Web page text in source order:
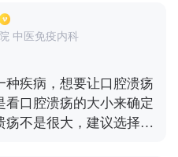
这种情况下如果使用抗
效果，只能根据检查结
抗生素药物来进行治
者衣原体感染所引起
果，需要使用阿奇霉素等
者是由于病毒感染所引起
些抗病毒药物来进行治
中医免疫内科
种疾病，想要让口腔溃疡
口腔溃疡的大小来确定
不是很大，建议选择局